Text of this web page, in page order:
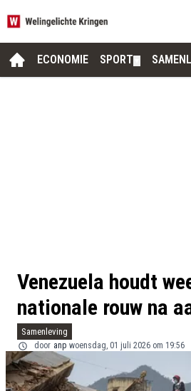
ECONOMIE SPORT
Venezuela houdt
nationale rouw na
Samenleving
door anp woensdag, 01 juli 2026 om 19:56